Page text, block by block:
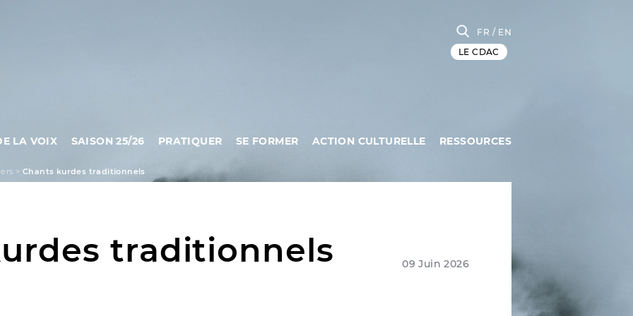
FR / EN
LE CDAC
LA VOIX SAISON 25/26 PRATIQUER SE FORMER ACTION CULTURELLE RESSOURCES
> Chants kurdes traditionnels
traditionnels 09 Juin 2026